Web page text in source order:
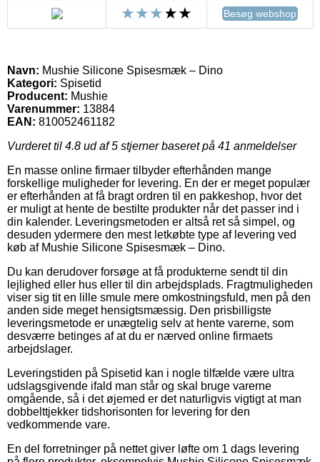
Besøg webshop
Navn: Mushie Silicone Spisesmæk – Dino
Kategori: Spisetid
Producent: Mushie
Varenummer: 13884
EAN: 810052461182
Vurderet til 4.8 ud af 5 stjerner baseret på 41 anmeldelser
En masse online firmaer tilbyder efterhånden mange
forskellige muligheder for levering. En der er meget populær
er efterhånden at få bragt ordren til en pakkeshop, hvor det
er muligt at hente de bestilte produkter når det passer ind i
din kalender. Leveringsmetoden er altså ret så simpel, og
desuden ydermere den mest letkøbte type af levering ved
køb af Mushie Silicone Spisesmæk – Dino.
Du kan derudover forsøge at få produkterne sendt til din
lejlighed eller hus eller til din arbejdsplads. Fragtmuligheden
viser sig tit en lille smule mere omkostningsfuld, men på den
anden side meget hensigtsmæssig. Den prisbilligste
leveringsmetode er unægtelig selv at hente varerne, som
desværre betinges af at du er nærved online firmaets
arbejdslager.
Leveringstiden på Spisetid kan i nogle tilfælde være ultra
udslagsgivende ifald man står og skal bruge varerne
omgående, så i det øjemed er det naturligvis vigtigt at man
dobbelttjekker tidshorisonten for levering for den
vedkommende vare.
En del forretninger på nettet giver løfte om 1 dags levering